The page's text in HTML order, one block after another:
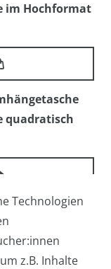
im Hochformat
quadratisch
/
Technologien
z.B. Inhalte